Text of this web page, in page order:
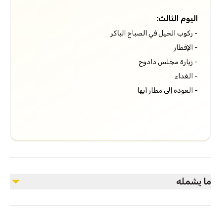
اليوم الثالث:
- ركوب الخيل في الصباح الباكر
- الإفطار
- زيارة مجلس دادوح
- الغداء
- العودة إلى مطار أبها
ما يشمله